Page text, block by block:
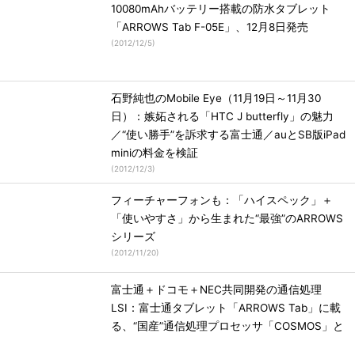
10080mAhバッテリー搭載の防水タブレット
「ARROWS Tab F-05E」、12月8日発売
(2012/12/5)
石野純也のMobile Eye（11月19日～11月30
日）：嫉妬される「HTC J butterfly」の魅力
／“使い勝手”を訴求する富士通／auとSB版iPad
miniの料金を検証
(2012/12/3)
フィーチャーフォンも：「ハイスペック」＋
「使いやすさ」から生まれた“最強”のARROWS
シリーズ
(2012/11/20)
富士通＋ドコモ＋NEC共同開発の通信処理
LSI：富士通タブレット「ARROWS Tab」に載
る、“国産”通信処理プロセッサ「COSMOS」と